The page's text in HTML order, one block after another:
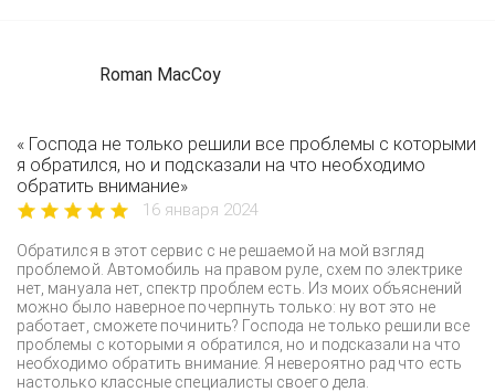
Roman MacCoy
« Господа не только решили все проблемы с которыми
я обратился, но и подсказали на что необходимо
обратить внимание»
16 января 2024
Обратился в этот сервис с не решаемой на мой взгляд
проблемой. Автомобиль на правом руле, схем по электрике
нет, мануала нет, спектр проблем есть. Из моих объяснений
можно было наверное почерпнуть только: ну вот это не
работает, сможете починить? Господа не только решили все
проблемы с которыми я обратился, но и подсказали на что
необходимо обратить внимание. Я невероятно рад что есть
настолько классные специалисты своего дела.